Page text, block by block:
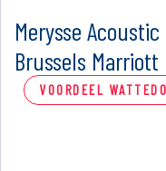
Merysse
Brussels
VOORDEEL